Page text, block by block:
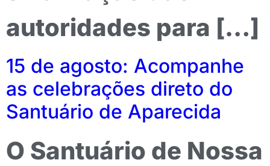
autoridades para […]
15 de agosto: Acompanhe
as celebrações direto do
Santuário de Aparecida
O Santuário de Nossa